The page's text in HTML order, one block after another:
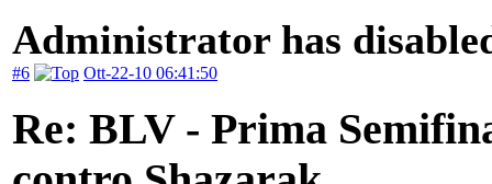
Administrator has
#6 Ott-22-10 06:41:50
Re: BLV - Prima